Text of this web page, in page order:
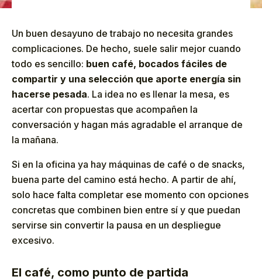
Un buen desayuno de trabajo no necesita grandes
complicaciones. De hecho, suele salir mejor cuando
todo es sencillo: buen café, bocados fáciles de
compartir y una selección que aporte energía sin
hacerse pesada. La idea no es llenar la mesa, es
acertar con propuestas que acompañen la
conversación y hagan más agradable el arranque de
la mañana.
Si en la oficina ya hay máquinas de café o de snacks,
buena parte del camino está hecho. A partir de ahí,
solo hace falta completar ese momento con opciones
concretas que combinen bien entre sí y que puedan
servirse sin convertir la pausa en un despliegue
excesivo.
El café, como punto de partida